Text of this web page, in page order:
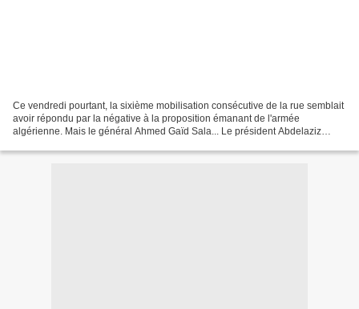
Ce vendredi pourtant, la sixième mobilisation consécutive de la rue semblait
avoir répondu par la négative à la proposition émanant de l'armée
algérienne. Mais le général Ahmed Gaïd Sala... Le président Abdelaziz